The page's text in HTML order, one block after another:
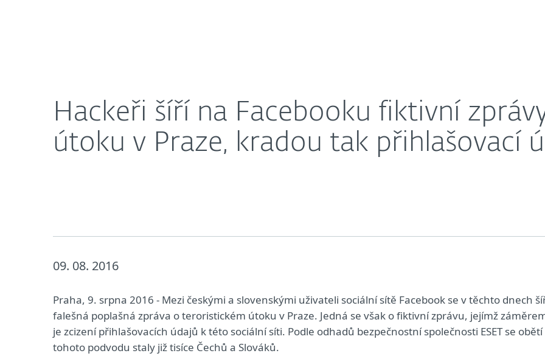
Hackeři šíří na Facebooku fiktivní
útoku v Praze, kradou tak přihlašovací
09. 08. 2016
Praha, 9. srpna 2016 - Mezi českými a slovenskými uživateli sociální sítě Facebook se v těchto dnech
falešná poplašná zpráva o teroristickém útoku v Praze. Jedná se však o fiktivní zprávu, jejímž
je zcizení přihlašovacích údajů k této sociální síti. Podle odhadů bezpečnostní společnosti ESET se obětí
tohoto podvodu staly již tisíce Čechů a Slováků.